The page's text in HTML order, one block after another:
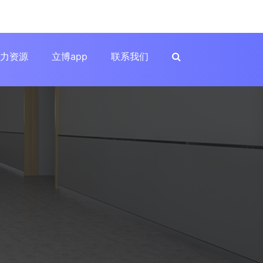
资源 立博app 联系我们